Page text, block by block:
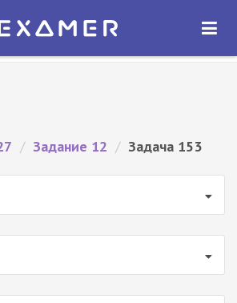
— ЕГЭ 2027
ОТКРЫТЬ
/ Задание 12 / Задача 153